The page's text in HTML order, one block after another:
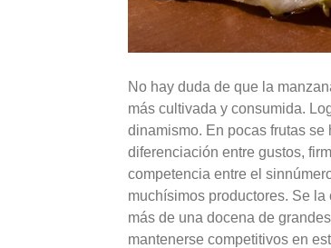
No hay duda de que la
más cultivada y consumida.
dinamismo. En pocas frutas
diferenciación entre gustos,
competencia entre el
muchísimos productores. Se
más de una docena de
mantenerse competitivos en